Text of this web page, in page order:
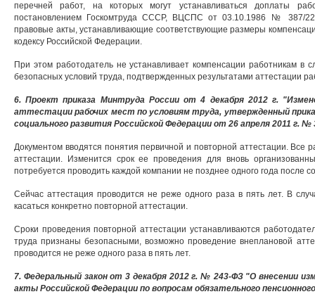
перечней работ, на которых могут устанавливаться доплаты
постановлением Госкомтруда СССР, ВЦСПС от 03.10.1986 № 387/
правовые акты, устанавливающие соответствующие размеры
кодексу Российской Федерации.
При этом работодатель не устанавливает компенсации работникам в
безопасных условий труда, подтвержденных результатами аттестации
6. Проект приказа Минтруда России от 4 декабря 2012 г.
аттестации рабочих мест по условиям труда, утвержденный
социального развития Российской Федерации от 26 апреля 2011 г. №
Документом вводятся понятия первичной и повторной аттестации. Все
аттестации. Изменится срок ее проведения для вновь
потребуется проводить каждой компании не позднее одного года после
Сейчас аттестация проводится не реже одного раза в пять лет. В
касаться конкретно повторной аттестации.
Сроки проведения повторной аттестации устанавливаются
труда признаны безопасными, возможно проведение внеплановой
проводится не реже одного раза в пять лет.
7. Федеральный закон от 3 декабря 2012 г. № 243-ФЗ "О внесении
акты Российской Федерации по вопросам обязательного